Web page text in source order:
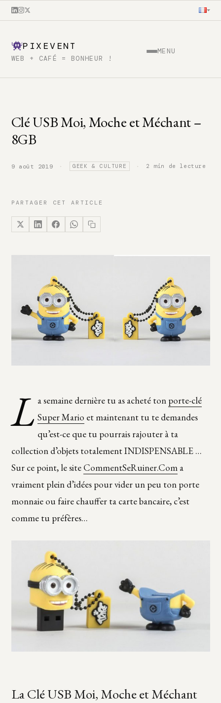
PIXEVENT
WEB + CAFÉ = BONHEUR !
MENU
Clé USB Moi, Moche et Méchant –
8GB
9 août 2019 · GEEK & CULTURE · 2 min de lecture
PARTAGER CET ARTICLE
L a semaine dernière tu as acheté ton porte-clé
Super Mario et maintenant tu te demandes
qu’est-ce que tu pourrais rajouter à ta
collection d’objets totalement INDISPENSABLE …
Sur ce point, le site CommentSeRuiner.Coma
vraiment plein d’idées pour vider un peu ton porte
monnaie ou faire chauffer ta carte bancaire, c’est
comme tu préfères…
La Clé USB Moi, Moche et Méchant